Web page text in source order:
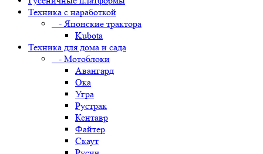
Техника с наработкой
- Японские трактора
Kubota
Техника для дома и сада
- Мотоблоки
Авангард
Ока
Угра
Рустрак
Кентавр
Файтер
Скаут